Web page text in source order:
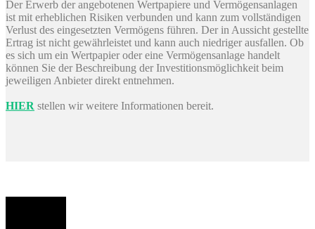
Der Erwerb der angebotenen Wertpapiere und Vermögensanlagen
ist mit erheblichen Risiken verbunden und kann zum vollständigen
Verlust des eingesetzten Vermögens führen. Der in Aussicht gestellte
Ertrag ist nicht gewährleistet und kann auch niedriger ausfallen. Ob
es sich um ein Wertpapier oder eine Vermögensanlage handelt
können Sie der Beschreibung der Investitionsmöglichkeit beim
jeweiligen Anbieter direkt entnehmen.
HIER stellen wir weitere Informationen bereit.